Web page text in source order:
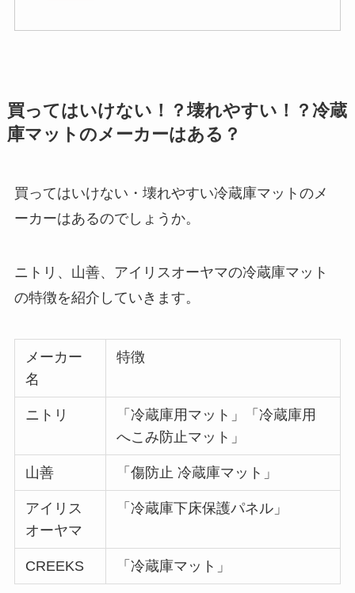
食べてはいけない海苔！デメリットや体に
悪いと言われる理由・危険性などを紹介！
ガムシロップが体に悪い理由は？危険性や
成分を詳しく紹介！1日何個まで？
買ってはいけないミネラルウォーターの特
徴は？危険で体に悪いメーカーや正しい選
険性をどこよりも詳しく紹介！
買ってはいけない枕の特徴は？失敗した人
の口コミや後悔しないための選び方を紹
買ってはいけない！？壊れやすい！？冷蔵
庫マットのメーカーはある？
買ってはいけない・壊れやすい冷蔵庫マットのメ
ーカーはあるのでしょうか。
ニトリ、山善、アイリスオーヤマの冷蔵庫マット
の特徴を紹介していきます。
メーカー
名
特徴
ニトリ
「冷蔵庫用マット」「冷蔵庫用
へこみ防止マット」
山善 「傷防止 冷蔵庫マット」
アイリス
オーヤマ
「冷蔵庫下床保護パネル」
CREEKS 「冷蔵庫マット」